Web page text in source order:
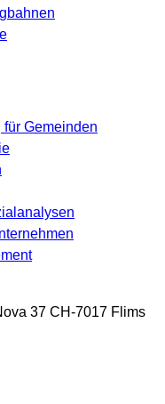
für Gemeinden
37 CH-7017 Flims